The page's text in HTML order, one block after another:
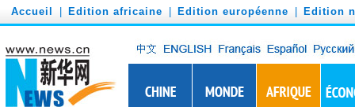
Accueil Edition africaine Edition européenne Edition